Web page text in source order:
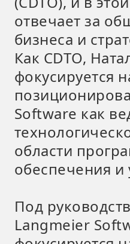
отвечает за
бизнеса и
Как CDTO,
фокусируется
Software как
области
обеспечения и
Под
Langmeier